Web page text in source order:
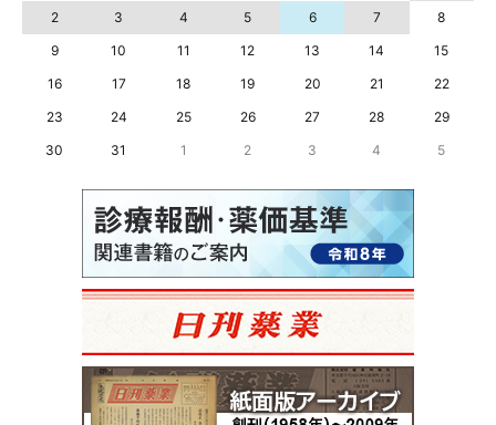
2
3 4 5 6 7
8
9
10 11 12 13 14
15
16
17 18 19 20 21
22
23
24 25 26 27 28
29
30
31 1 2 3 4 5